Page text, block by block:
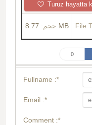
Turuz hayatta
حجم: 8.77 MB File
0
Fullname :*
Email :*
Comment :*